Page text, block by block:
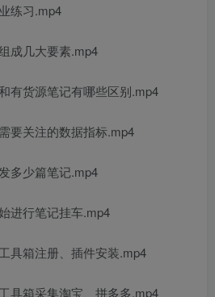
练习.mp4
成几大要素.mp4
有货源笔记有哪些区别.mp4
要关注的数据指标.mp4
多少篇笔记.mp4
进行笔记挂车.mp4
具箱注册、插件安装.mp4
具箱采集淘宝、拼多多.mp4